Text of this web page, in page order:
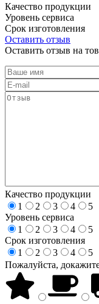
Качество продукции
Уровень сервиса
Срок изготовления
Оставить отзыв
Оставить отзыв на
Качество продукции
1
2 3 4
5
Уровень сервиса
1
2 3 4
5
Срок изготовления
1
2 3 4
5
Пожалуйста,